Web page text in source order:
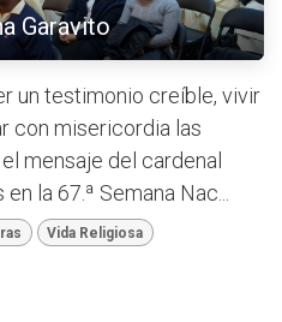
Garavito
un testimonio creíble, vivir
con misericordia las
mensaje del cardenal
la 67.ª Semana Nac...
Vida Religiosa